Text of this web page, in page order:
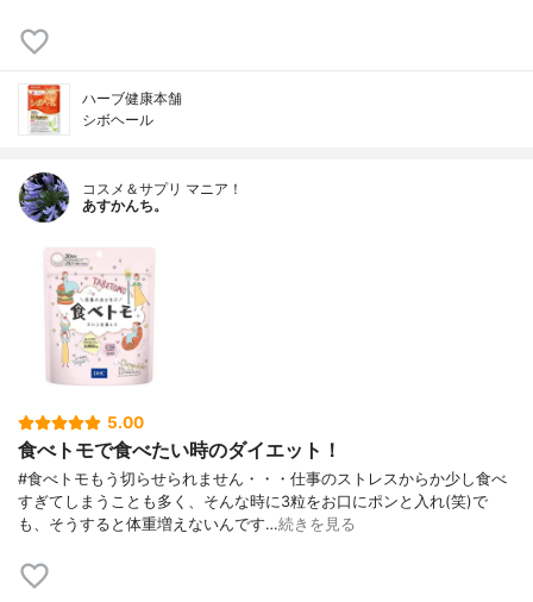
ハーブ健康本舗
シボヘール
コスメ＆サプリ マニア！
あすかんち。
5.00
食べトモで食べたい時のダイエット！
#食べトモもう切らせられません・・・仕事のストレスからか少し食べ
すぎてしまうことも多く、そんな時に3粒をお口にポンと入れ(笑)で
も、そうすると体重増えないんです…続きを見る